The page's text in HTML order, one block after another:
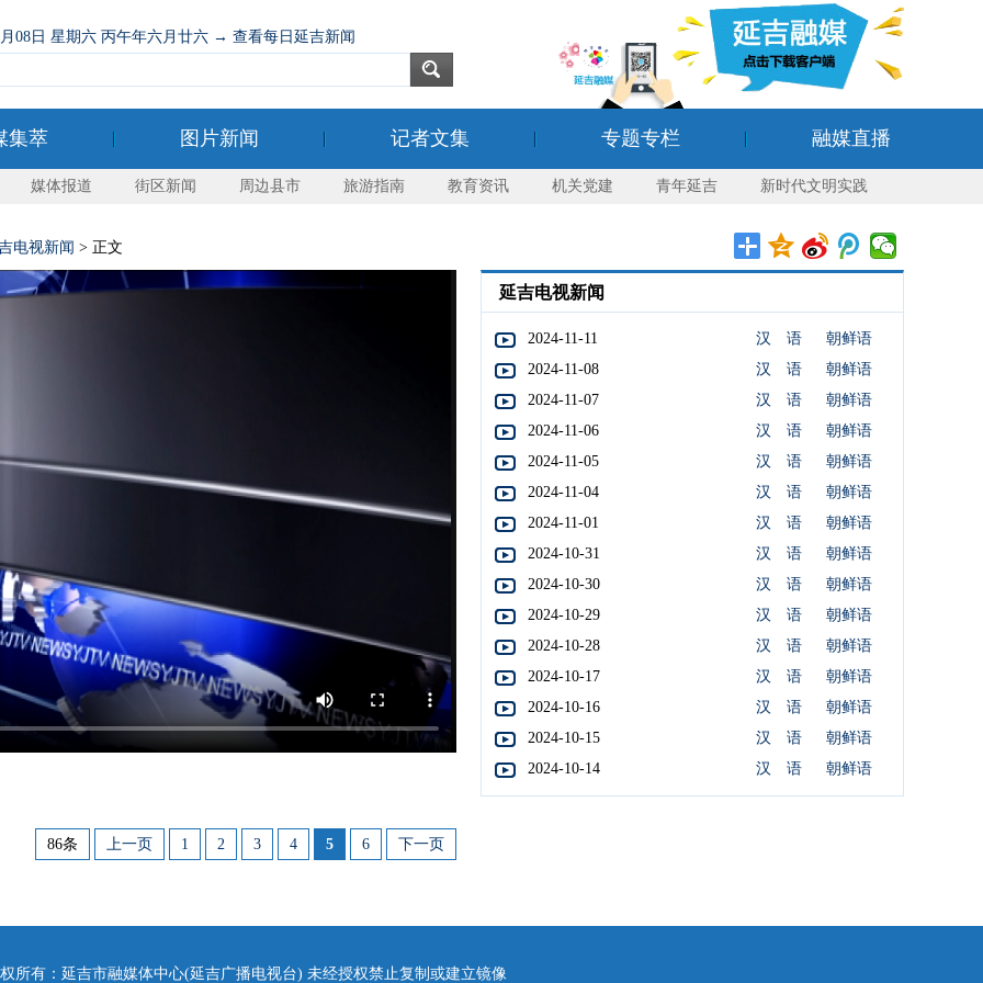
月08日 星期六 丙午年六月廿六 → 查看每日延吉新闻
集萃 图片新闻 记者文集 专题专栏 融媒直播
媒体报道 街区新闻 周边县市 旅游指南 教育资讯 机关党建 青年延吉 新时代文明实践
电视新闻 > 正文
延吉电视新闻
2024-11-11 汉 语
朝鲜语
2024-11-08
汉 语
朝鲜语
2024-11-07
汉 语
朝鲜语
2024-11-06
汉 语
朝鲜语
2024-11-05
汉 语
朝鲜语
2024-11-04
汉 语
朝鲜语
2024-11-01
汉 语
朝鲜语
2024-10-31
汉 语
朝鲜语
2024-10-30
汉 语
朝鲜语
2024-10-29
汉 语
朝鲜语
2024-10-28
汉 语
朝鲜语
2024-10-17
汉 语
朝鲜语
2024-10-16
汉 语
朝鲜语
2024-10-15
汉 语
朝鲜语
2024-10-14
汉 语 朝鲜语
86条 上一页 1 2 3 4 5 6 下一页
所有：延吉市融媒体中心(延吉广播电视台) 未经授权禁止复制或建立镜像